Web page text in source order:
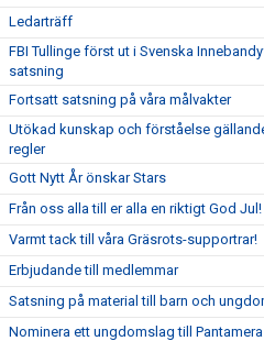
Ledarträff
FBI Tullinge först ut i Svenska
satsning
Fortsatt satsning på våra målvakter
Utökad kunskap och förståelse
regler
Gott Nytt År önskar Stars
Från oss alla till er alla en riktigt God Jul!
Varmt tack till våra Gräsrots-supportrar!
Erbjudande till medlemmar
Satsning på material till barn och
Nominera ett ungdomslag till Pantamera